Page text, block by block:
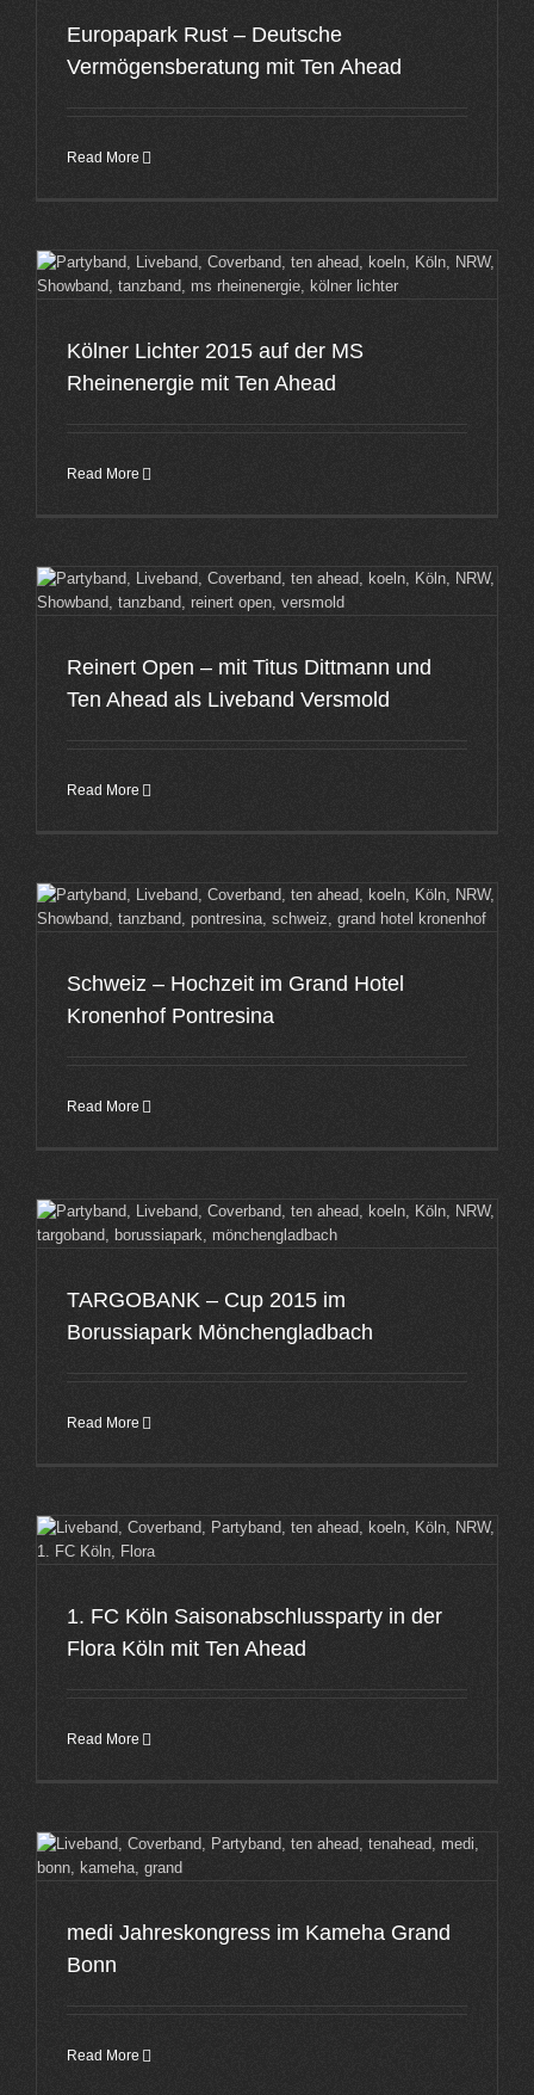
Europapark Rust – Deutsche
Vermögensberatung mit Ten Ahead
Read More
Kölner Lichter 2015 auf der MS
Rheinenergie mit Ten Ahead
Read More
Reinert Open – mit Titus Dittmann und
Ten Ahead als Liveband Versmold
Read More
Schweiz – Hochzeit im Grand Hotel
Kronenhof Pontresina
Read More
TARGOBANK – Cup 2015 im
Borussiapark Mönchengladbach
Read More
1. FC Köln Saisonabschlussparty in der
Flora Köln mit Ten Ahead
Read More
medi Jahreskongress im Kameha Grand
Bonn
Read More